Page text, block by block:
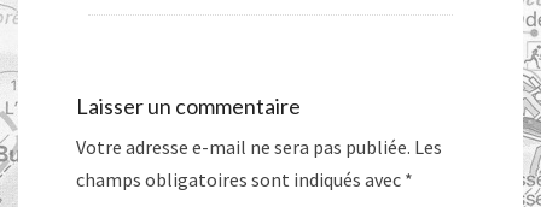
Laisser un commentaire
Votre adresse e-mail ne sera pas publiée. Les
champs obligatoires sont indiqués avec *